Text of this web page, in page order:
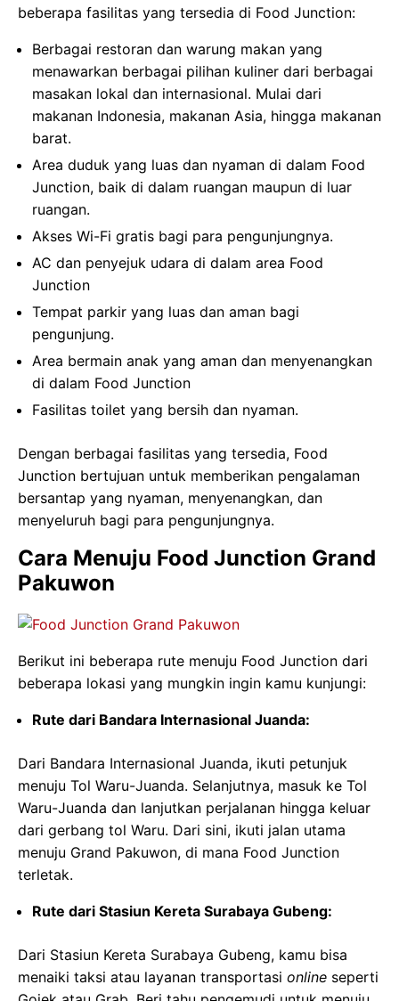
beberapa fasilitas yang tersedia di Food Junction:
Berbagai restoran dan warung makan yang
menawarkan berbagai pilihan kuliner dari berbagai
masakan lokal dan internasional. Mulai dari
makanan Indonesia, makanan Asia, hingga makanan
barat.
Area duduk yang luas dan nyaman di dalam Food
Junction, baik di dalam ruangan maupun di luar
ruangan.
Akses Wi-Fi gratis bagi para pengunjungnya.
AC dan penyejuk udara di dalam area Food
Junction
Tempat parkir yang luas dan aman bagi
pengunjung.
Area bermain anak yang aman dan menyenangkan
di dalam Food Junction
Fasilitas toilet yang bersih dan nyaman.
Dengan berbagai fasilitas yang tersedia, Food
Junction bertujuan untuk memberikan pengalaman
bersantap yang nyaman, menyenangkan, dan
menyeluruh bagi para pengunjungnya.
Cara Menuju Food Junction Grand
Pakuwon
Berikut ini beberapa rute menuju Food Junction dari
beberapa lokasi yang mungkin ingin kamu kunjungi:
Rute dari Bandara Internasional Juanda:
Dari Bandara Internasional Juanda, ikuti petunjuk
menuju Tol Waru-Juanda. Selanjutnya, masuk ke Tol
Waru-Juanda dan lanjutkan perjalanan hingga keluar
dari gerbang tol Waru. Dari sini, ikuti jalan utama
menuju Grand Pakuwon, di mana Food Junction
terletak.
Rute dari Stasiun Kereta Surabaya Gubeng:
Dari Stasiun Kereta Surabaya Gubeng, kamu bisa
menaiki taksi atau layanan transportasi online seperti